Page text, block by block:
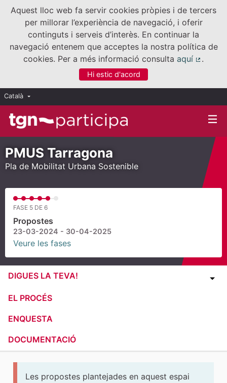
Aquest lloc web fa servir cookies pròpies i de tercers
per millorar l’experiència de navegació, i oferir
continguts i serveis d’interès. En continuar la
navegació entenem que acceptes la nostra política de
cookies. Per a més informació consulta aquí
.
Hi estic d'acord
Català Triar la llengua
PMUS Tarragona
Pla de Mobilitat Urbana Sostenible
FASE 5 DE 6
Propostes
23-03-2024 - 30-04-2025
Veure les fases
DIGUES LA TEVA!
EL PROCÉS
ENQUESTA
DOCUMENTACIÓ
Les propostes plantejades en aquest espai